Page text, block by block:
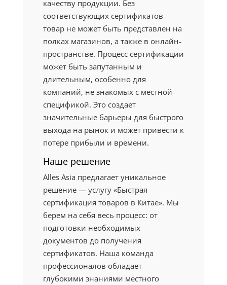
качеству продукции. Без
соответствующих сертификатов
товар не может быть представлен на
полках магазинов, а также в онлайн-
пространстве. Процесс сертификации
может быть запутанным и
длительным, особенно для
компаний, не знакомых с местной
спецификой. Это создает
значительные барьеры для быстрого
выхода на рынок и может привести к
потере прибыли и времени.
Наше решение
Alles Asia предлагает уникальное
решение — услугу «Быстрая
сертификация товаров в Китае». Мы
берем на себя весь процесс: от
подготовки необходимых
документов до получения
сертификатов. Наша команда
профессионалов обладает
глубокими знаниями местного